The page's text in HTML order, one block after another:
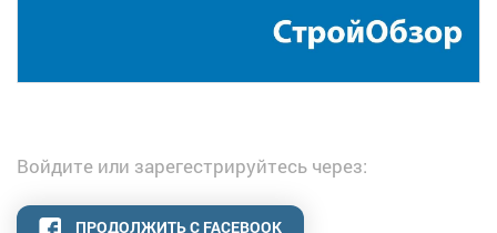
Войдите или зарегестрируйтесь через:
ПРОДОЛЖИТЬ С FACEBOOK